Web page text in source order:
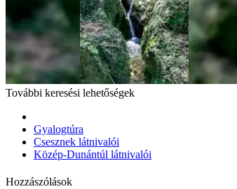
További keresési lehetőségek
Gyalogtúra
Csesznek látnivalói
Közép-Dunántúl látnivalói
Hozzászólások